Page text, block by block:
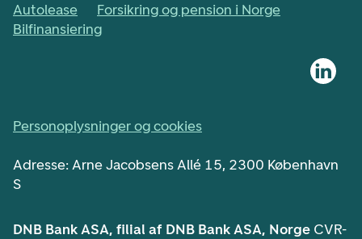
Autolease
Forsikring og pension i Norge
Bilfinansiering
Personoplysninger og cookies
Adresse: Arne Jacobsens Allé 15, 2300 København
S
DNB Bank ASA, filial af DNB Bank ASA, Norge CVR-